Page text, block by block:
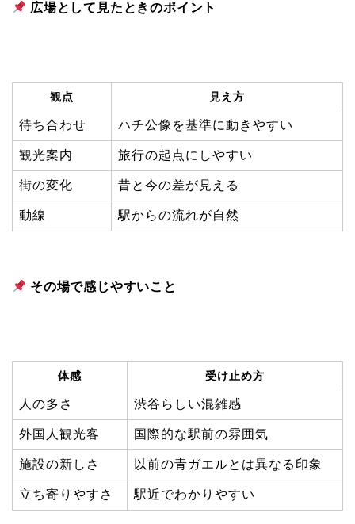
広場として見たときのポイント
観点 見え方
待ち合わせ ハチ公像を基準に動きやすい
観光案内 旅行の起点にしやすい
街の変化 昔と今の差が見える
動線 駅からの流れが自然
その場で感じやすいこと
体感 受け止め方
人の多さ 渋谷らしい混雑感
外国人観光客 国際的な駅前の雰囲気
施設の新しさ 以前の青ガエルとは異なる印象
立ち寄りやすさ 駅近でわかりやすい